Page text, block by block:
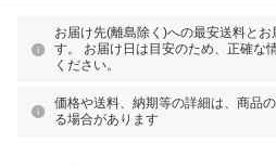
お届け先(離島除く)への最安送料とお
す。 お届け日は目安のため、正確な
ください。
価格や送料、納期等の詳細は、商品
る場合があります